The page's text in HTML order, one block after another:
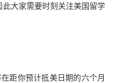
大家需要时刻关注美国留学
距你预计抵美日期的六个月